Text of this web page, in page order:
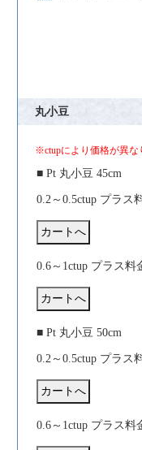
丸小豆
※ctupにより価格が異な
■ Pt 丸小豆 45cm
0.2～0.5ctup プラス
0.6～1ctup プラス料
■ Pt 丸小豆 50cm
0.2～0.5ctup プラス
0.6～1ctup プラス料